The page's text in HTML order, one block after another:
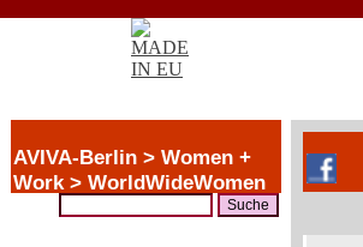
AVIVA-Berlin > Women +
Work > WorldWideWomen